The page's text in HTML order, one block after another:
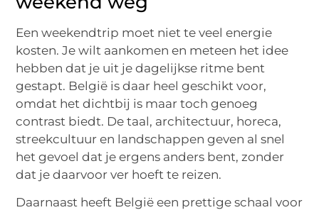
Een weekendtrip moet niet te veel energie
kosten. Je wilt aankomen en meteen het idee
hebben dat je uit je dagelijkse ritme bent
gestapt. België is daar heel geschikt voor,
omdat het dichtbij is maar toch genoeg
contrast biedt. De taal, architectuur, horeca,
streekcultuur en landschappen geven al snel
het gevoel dat je ergens anders bent, zonder
dat je daarvoor ver hoeft te reizen.
Daarnaast heeft België een prettige schaal voor